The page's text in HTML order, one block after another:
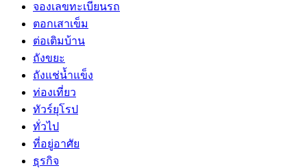
จองเลขทะเบียนรถ
ตอกเสาเข็ม
ต่อเติมบ้าน
ถังขยะ
ถังแช่น้ำแข็ง
ท่องเที่ยว
ทัวร์ยุโรป
ทั่วไป
ที่อยู่อาศัย
ธุรกิจ